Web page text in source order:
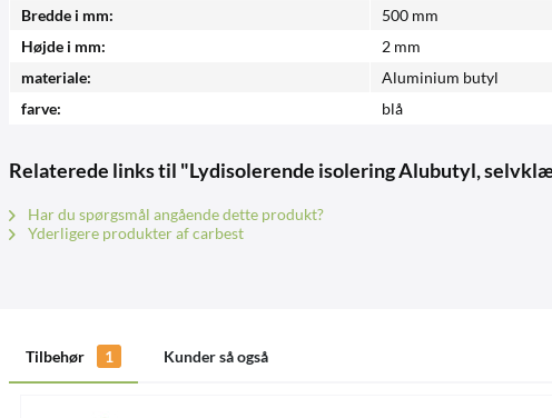
Bredde i mm:
500 mm
Højde i mm:
2 mm
materiale:
Aluminium butyl
farve:
blå
Relaterede links til "Lydisolerende isolering Alubutyl,
Har du spørgsmål angående dette produkt?
Yderligere produkter af carbest
Tilbehør 1 Kunder så også